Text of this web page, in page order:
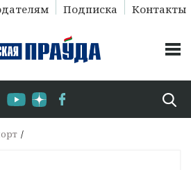
Подписка Контакты